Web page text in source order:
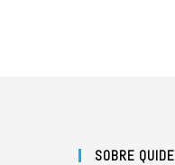
SOBRE QUIDE